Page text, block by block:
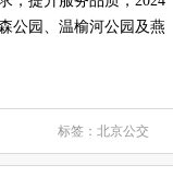
公园、温榆河公园及燕
标签： 北京公交